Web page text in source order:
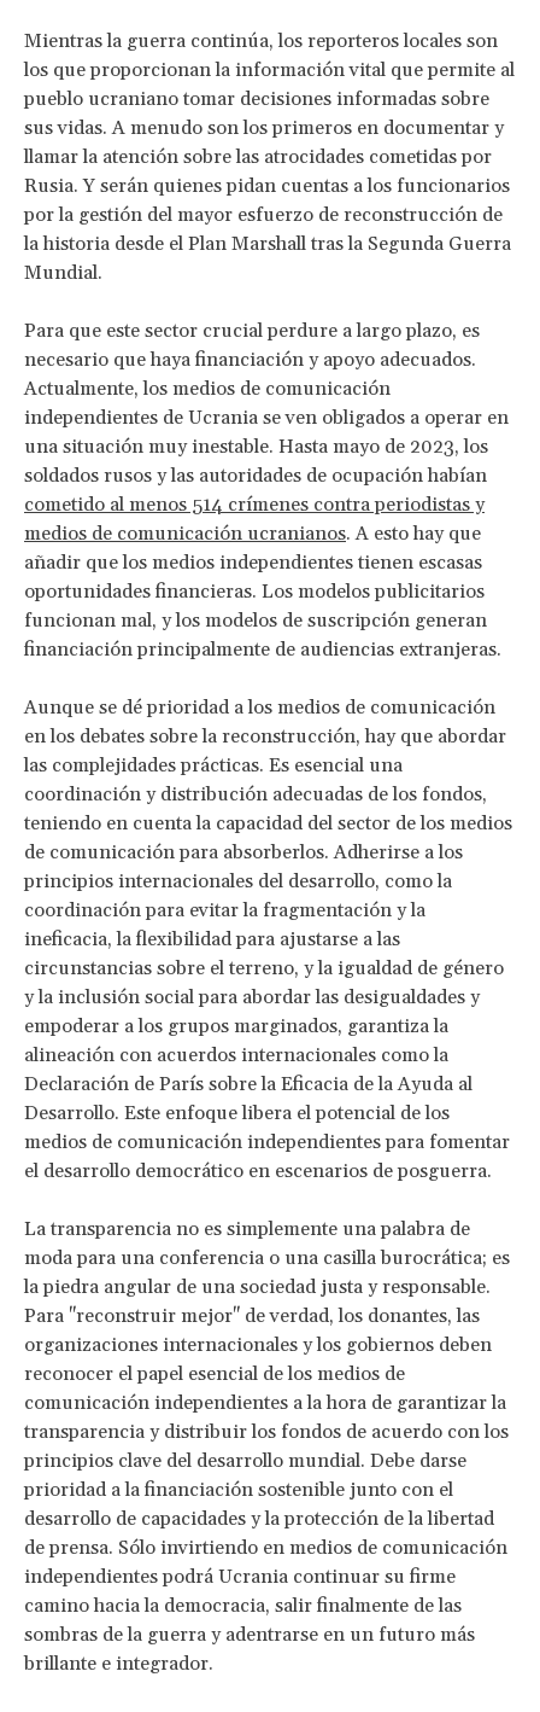
Mientras la guerra continúa, los reporteros locales son
los que proporcionan la información vital que permite al
pueblo ucraniano tomar decisiones informadas sobre
sus vidas. A menudo son los primeros en documentar y
llamar la atención sobre las atrocidades cometidas por
Rusia. Y serán quienes pidan cuentas a los funcionarios
por la gestión del mayor esfuerzo de reconstrucción de
la historia desde el Plan Marshall tras la Segunda Guerra
Mundial.
Para que este sector crucial perdure a largo plazo, es
necesario que haya financiación y apoyo adecuados.
Actualmente, los medios de comunicación
independientes de Ucrania se ven obligados a operar en
una situación muy inestable. Hasta mayo de 2023, los
soldados rusos y las autoridades de ocupación habían
cometido al menos 514 crímenes contra periodistas y
medios de comunicación ucranianos. A esto hay que
añadir que los medios independientes tienen escasas
oportunidades financieras. Los modelos publicitarios
funcionan mal, y los modelos de suscripción generan
financiación principalmente de audiencias extranjeras.
Aunque se dé prioridad a los medios de comunicación
en los debates sobre la reconstrucción, hay que abordar
las complejidades prácticas. Es esencial una
coordinación y distribución adecuadas de los fondos,
teniendo en cuenta la capacidad del sector de los medios
de comunicación para absorberlos. Adherirse a los
principios internacionales del desarrollo, como la
coordinación para evitar la fragmentación y la
ineficacia, la flexibilidad para ajustarse a las
circunstancias sobre el terreno, y la igualdad de género
y la inclusión social para abordar las desigualdades y
empoderar a los grupos marginados, garantiza la
alineación con acuerdos internacionales como la
Declaración de París sobre la Eficacia de la Ayuda al
Desarrollo. Este enfoque libera el potencial de los
medios de comunicación independientes para fomentar
el desarrollo democrático en escenarios de posguerra.
La transparencia no es simplemente una palabra de
moda para una conferencia o una casilla burocrática; es
la piedra angular de una sociedad justa y responsable.
Para "reconstruir mejor" de verdad, los donantes, las
organizaciones internacionales y los gobiernos deben
reconocer el papel esencial de los medios de
comunicación independientes a la hora de garantizar la
transparencia y distribuir los fondos de acuerdo con los
principios clave del desarrollo mundial. Debe darse
prioridad a la financiación sostenible junto con el
desarrollo de capacidades y la protección de la libertad
de prensa. Sólo invirtiendo en medios de comunicación
independientes podrá Ucrania continuar su firme
camino hacia la democracia, salir finalmente de las
sombras de la guerra y adentrarse en un futuro más
brillante e integrador.